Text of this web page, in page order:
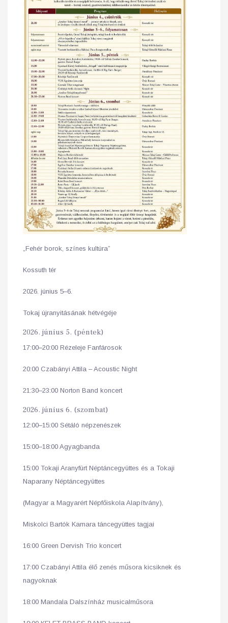
„Fehér borok, színes kultúra”
Kossuth tér
2026. június 5–6.
Tokaj újranyitásának hétvégéje
2026. június 5. (péntek)
17:00–20:00 Rézeleje Fanfárosok
20:00 Czabányi Attila – Acoustic Night
21:30–23:00 Norton Band koncert
2026. június 6. (szombat)
12:00–15:00 Sétáló népzenészek
15:00–18:00 Agyagbanda
15:00 Tokaji Aranyfürt Néptáncegyüttes és a Tokaji
Naparany Néptáncegyüttes
(Magyar a Magyarért Népfőiskola Alapítvány),
Miskolci Bartók Kamara táncegyüttes tagjai
16:00 Green Dervish Trio koncert
17:00 Czabányi Attila élő zenés műsora kicsiknek és
nagyoknak
18:00 Mandala Dalszínház musicalműsora